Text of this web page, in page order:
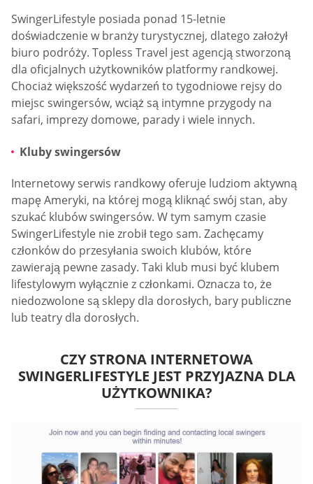
SwingerLifestyle posiada ponad 15-letnie
doświadczenie w branży turystycznej, dlatego założył
biuro podróży. Topless Travel jest agencją stworzoną
dla oficjalnych użytkowników platformy randkowej.
Chociaż większość wydarzeń to tygodniowe rejsy do
miejsc swingersów, wciąż są intymne przygody na
safari, imprezy domowe, parady i wiele innych.
Kluby swingersów
Internetowy serwis randkowy oferuje ludziom aktywną
mapę Ameryki, na której mogą kliknąć swój stan, aby
szukać klubów swingersów. W tym samym czasie
SwingerLifestyle nie zrobił tego sam. Zachęcamy
członków do przesyłania swoich klubów, które
zawierają pewne zasady. Taki klub musi być klubem
lifestylowym wyłącznie z członkami. Oznacza to, że
niedozwolone są sklepy dla dorosłych, bary publiczne
lub teatry dla dorosłych.
CZY STRONA INTERNETOWA
SWINGERLIFESTYLE JEST PRZYJAZNA DLA
UŻYTKOWNIKA?